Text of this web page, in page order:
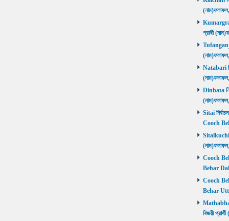
প্রার্থী
Tufanganj
Natabari
Dinhata
Sitai
Cooch
Sitalkuchi
Cooch
Behar
Cooch
Behar
বিজয়ী